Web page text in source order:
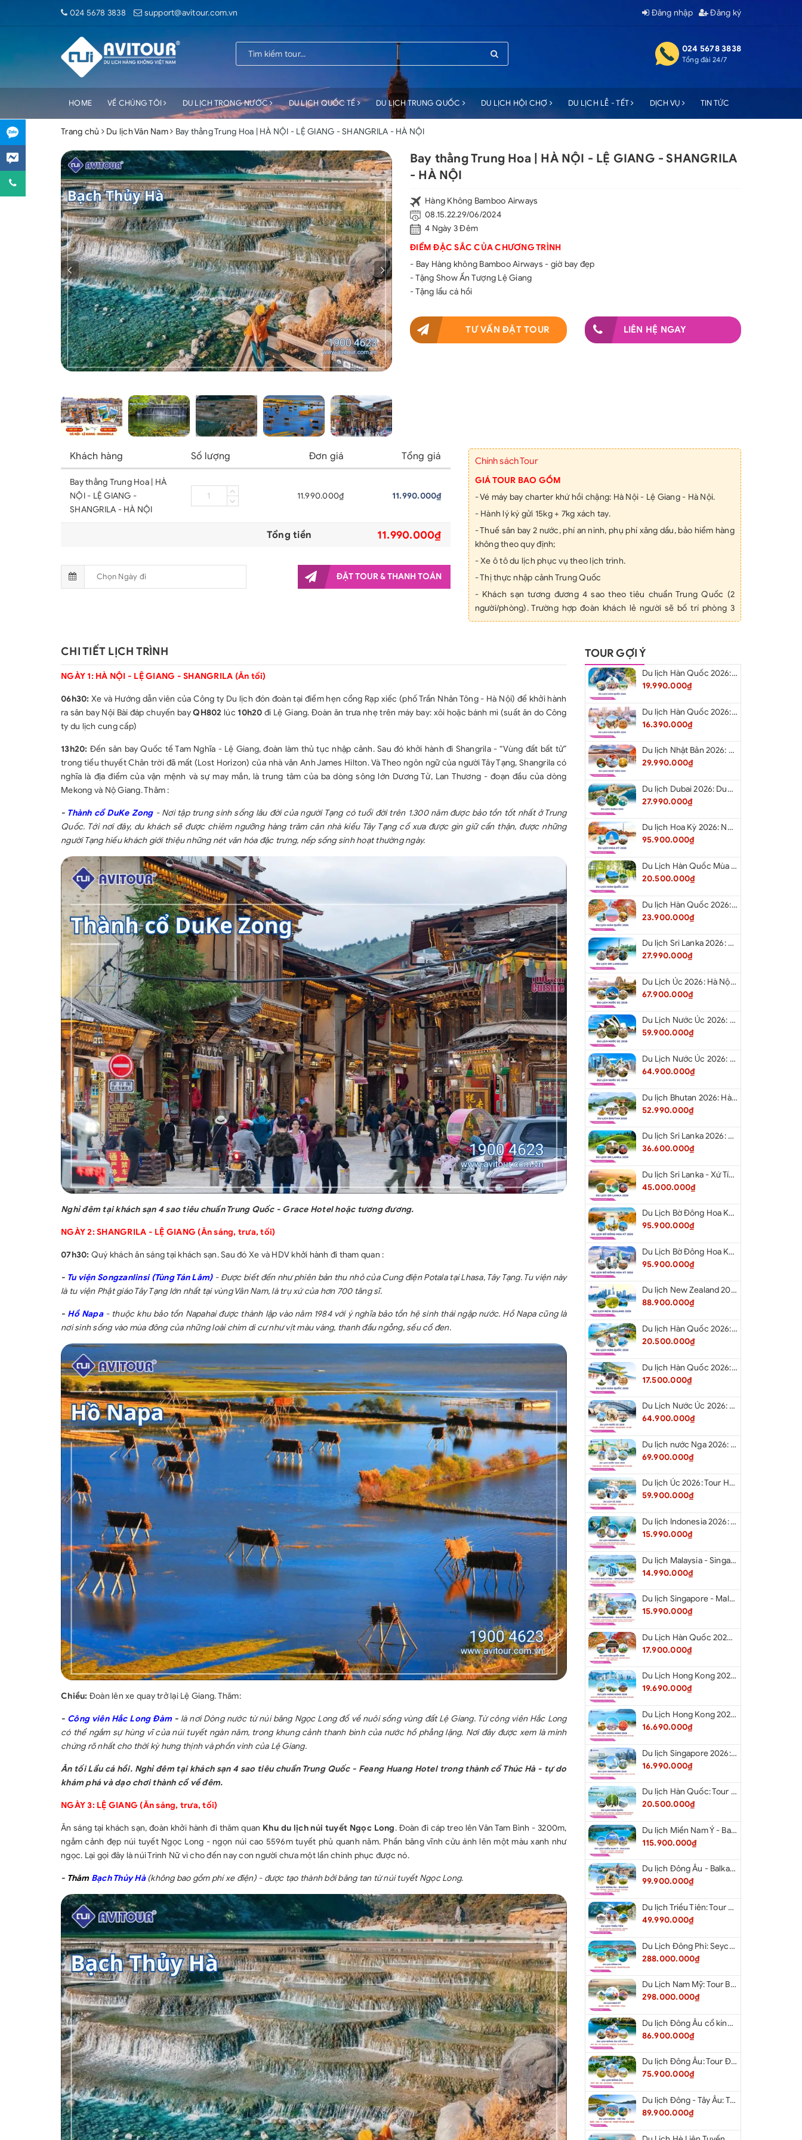
024 5678 3838 support@avitour.com.vn Đăng nhập Đăng ký
024 5678 3838
Tổng đài 24/7
HOME VỀ CHÚNG TÔI DU LỊCH TRONG NƯỚC DU LỊCH QUỐC TẾ DU LỊCH TRUNG QUỐC DU LỊCH HỘI CHỢ DU LỊCH LỄ - TẾT DỊCH VỤ TIN TỨC
Trang chủ Du lịch Vân Nam Bay thẳng Trung Hoa | HÀ NỘI - LỆ GIANG - SHANGRILA - HÀ NỘI
Bay thẳng Trung Hoa | HÀ NỘI - LỆ GIANG - SHANGRILA
- HÀ NỘI
Hàng Không Bamboo Airways
08.15.22.29/06/2024
4 Ngày 3 Đêm
ĐIỂM ĐẶC SẮC CỦA CHƯƠNG TRÌNH
- Bay Hàng không Bamboo Airways - giờ bay đẹp
- Tặng Show Ấn Tượng Lệ Giang
- Tặng lẩu cá hồi
TƯ VẤN ĐẶT TOUR LIÊN HỆ NGAY
Khách hàng Số lượng Đơn giá Tổng giá
Bay thẳng Trung Hoa | HÀ
NỘI - LỆ GIANG -
SHANGRILA - HÀ NỘI
11.990.000₫ 11.990.000₫
Tổng tiền 11.990.000₫
ĐẶT TOUR & THANH TOÁN
Chính sách Tour
GIÁ TOUR BAO GỒM
- Vé máy bay charter khứ hồi chặng: Hà Nội - Lệ Giang - Hà Nội.
- Hành lý ký gửi 15kg + 7kg xách tay.
- Thuế sân bay 2 nước, phí an ninh, phụ phí xăng dầu, bảo hiểm hàng
không theo quy định;
- Xe ô tô du lịch phục vụ theo lịch trình.
- Thị thực nhập cảnh Trung Quốc
- Khách sạn tương đương 4 sao theo tiêu chuẩn Trung Quốc (2
người/phòng). Trường hợp đoàn khách lẻ người sẽ bố trí phòng 3
người/ 3 giường);
Grace Hotel hoặc tương đương
+ Khách sạn 4 sao tại Lệ Giang:
Feng Huang Hotel hoặc tương đương
- Các bữa ăn theo chương trình, 40 NTD/bữa
- Hướng dẫn viên: HDV suốt tuyến + HDV bản địa.
- Quà tặng: Mũ du lịch, Nước uống 01 chai/ngày/người
- Vé tham quan vào cửa các điểm thăm quan theo chương trình (vé
vào cửa 1 lần);
- Bảo hiểm du lịch quốc tế trong suốt thời gian ở tại nước ngoài
24h/24h, mức bồi thường tối đa 200.000.000 đồng/người/vụ, Bảo
hiểm du lịch bên Trung Quốc với mức bồi thường 100.000
NDT/người/vụ.
(Quý khách trên 70 tuổi không tham gia bảo hiểm này)
- Chi phí cá nhân như: Đồ uống, hành lý quá cước, tiền điện thoại,
giặt là tại khách sạn …
- Phụ thu phòng đơn (nếu có):500.000 đồng/khách(nếu phòng 2
người, mỗi người đều có nhu cầu ở phòng đơn thì cả 2 người đều
phải thanh toán.
- Phí xe điện Bạch Thủy Hà.
- Tiền tips là thông lệ quốc tế khi đi du lịch nước ngoài và là
khoản bắt buộc, Quý khách vui lòng thanh toán cho HDV trong
quá trình tham gia tour, bao gồm trẻ em từ 2 tuổi trở lên.
tips cho HDV là: 5 USD/khách/ngày;
- Hành lý quá cước theo quy định;
- Thuế VAT theo quy định Nhà nước.
CHI TIẾT LỊCH TRÌNH
NGÀY 1: HÀ NỘI - LỆ GIANG - SHANGRILA (Ăn tối)
06h30: Xe và Hướng dẫn viên của Công ty Du lịch đón đoàn tại điểm hẹn cổng Rạp xiếc (phố Trần Nhân Tông - Hà Nội) để khởi hành
ra sân bay Nội Bài đáp chuyến bayQH802 lúc10h20 đi Lệ Giang. Đoàn ăn trưa nhẹ trên máy bay: xôi hoặc bánh mì (suất ăn do Công
ty du lịch cung cấp)
13h20: Đến sân bay Quốc tế Tam Nghĩa - Lệ Giang, đoàn làm thủ tục nhập cảnh. Sau đó khởi hành đi Shangrila - “Vùng đất bất tử”
trong tiểu thuyết Chân trời đã mất (Lost Horizon) của nhà văn Anh James Hilton. Và Theo ngôn ngữ của người Tây Tạng, Shangrila có
nghĩa là địa điểm của vận mệnh và sự may mắn, là trung tâm của ba dòng sông lớn Dương Tử, Lan Thương - đoạn đầu của dòng
Mekong và Nộ Giang. Thăm :
- Thành cổ DuKe Zong - Nơi tập trung sinh sống lâu đời của người Tạng có tuổi đời trên 1.300 năm được bảo tồn tốt nhất ở Trung
Quốc. Tới nơi đây, du khách sẽ được chiêm ngưỡng hàng trăm căn nhà kiểu Tây Tạng cổ xưa được gìn giữ cẩn thận, được những
người Tạng hiếu khách giới thiệu những nét văn hóa đặc trưng, nếp sống sinh hoạt thường ngày.
Nghỉ đêm tại khách sạn 4 sao tiêu chuẩn Trung Quốc - Grace Hotel hoặc tương đương.
NGÀY 2: SHANGRILA - LỆ GIANG (Ăn sáng, trưa, tối)
07h30: Quý khách ăn sáng tại khách sạn. Sau đó Xe và HDV khởi hành đi tham quan :
- Tu viện Songzanlinsi (Tùng Tán Lâm) - Được biết đến như phiên bản thu nhỏ của Cung điện Potala tại Lhasa, Tây Tạng. Tu viện này
là tu viện Phật giáo Tây Tạng lớn nhất tại vùng Vân Nam, là trụ xứ của hơn 700 tăng sĩ.
- Hồ Napa - thuộc khu bảo tồn Napahai được thành lập vào năm 1984 với ý nghĩa bảo tồn hệ sinh thái ngập nước. Hồ Napa cũng là
nơi sinh sống vào mùa đông của những loài chim di cư như vịt màu vàng, thanh đầu ngỗng, sếu cổ đen.
Chiều: Đoàn lên xe quay trở lại Lệ Giang. Thăm:
- Công viên Hắc Long Đàm- là nơi Dòng nước từ núi băng Ngọc Long đổ về nuôi sống vùng đất Lệ Giang. Từ công viên Hắc Long
có thể ngắm sự hùng vĩ của núi tuyết ngàn năm, trong khung cảnh thanh bình của nước hồ phẳng lặng. Nơi đây được xem là minh
chứng rõ nhất cho thời kỳ hưng thịnh và phồn vinh của Lệ Giang.
Ăn tối Lẩu cá hồi. Nghỉ đêm tại khách sạn 4 sao tiêu chuẩn Trung Quốc - Feang Huang Hotel trong thành cổ Thúc Hà - tự do
khám phá và dạo chơi thành cổ về đêm.
NGÀY 3: LỆ GIANG (Ăn sáng, trưa, tối)
Ăn sáng tại khách sạn, đoàn khởi hành đi thăm quan Khu du lịch núi tuyết Ngọc Long. Đoàn đi cáp treo lên Vân Tam Bình - 3200m,
ngắm cảnh đẹp núi tuyết Ngọc Long - ngọn núi cao 5596m tuyết phủ quanh năm. Phần băng vĩnh cửu ánh lên một màu xanh như
ngọc. Lại gọi đây là núi Trinh Nữ vì cho đến nay con người chưa một lần chinh phục được nó.
- ThămBạch Thủy Hà (không bao gồm phí xe điện) - được tạo thành bởi băng tan từ núi tuyết Ngọc Long.
TOUR GỢI Ý
Du lịch Hàn Quốc 2026: Hà Nội – Busan – Seoul – Starfiled – Lotte Worf
19.990.000₫
Du lịch Hàn Quốc 2026: Hà Nội – Lotte Word – Đảo Nami – Làng Cổ Hanok Bukchon
16.390.000₫
Du lịch Nhật Bản 2026: Niigata – Aizu – Nikko - Tokyo – Niigata từ Hà Nội
29.990.000₫
Du lịch Dubai 2026: Dubai - Safari - Abu Dhabi
27.990.000₫
Du lịch Hoa Kỳ 2026: New York - Philadelphia - Delaware - Washington D.C. - Las Vegas - Red Rock Canyon - Quận Cam - Santa Monica - Hollywood - San Diego - Los Angeles.
95.900.000₫
Du Lịch Hàn Quốc Mùa Hè 2026: Hà Nội - Busan - Gyeongju - Seoul - Đảo Nami - Tàu Điện Ven Biển Haeundae - Cầu Kính Oryukdo - Làng Văn Hóa Huinnyeoul
20.500.000₫
Du lịch Hàn Quốc 2026: Hà Nội - Busan - Gyeongju - Seoul - Đảo Nami - Tàu Điện Ven Biển Haeundae - Cỏ Hồng Muhly - Làng Văn Hóa Huinnyeoul
23.900.000₫
Du lịch Sri Lanka 2026: Colombo - Negombo - Pinnawala - Kandy - Kalutara - Nuwara - Eliya
27.990.000₫
Du Lịch Úc 2026: Hà Nội - Sydney- Canberra - Melbourne - Hà Nội
67.900.000₫
Du Lịch Nước Úc 2026: Hà Nội - Sydney- Canberra - Melbourne - Hà Nội
59.900.000₫
Du Lịch Nước Úc 2026: Hà Nội - Melbourne - Canberra - Sydney - Hà Nội
64.900.000₫
Du lịch Bhutan 2026: Hà Nội - Bhutan - Paro - Thimphu - Punakha
52.990.000₫
Du lịch Sri Lanka 2026: Khám Phá Xứ Tích Lan
36.600.000₫
Du lịch Sri Lanka - Xứ Tích Lan 2026: Tham Dự Lễ Hội Rước Xá Lợi Răng Phật
45.000.000₫
Du Lịch Bờ Đông Hoa Kỳ 2026: Washington DC - Philadelphia - New York - Boston - New Hampshire White Mountains - Albany - Niagara Falls - Buffalo - Corning - New York
95.900.000₫
Du Lịch Bờ Đông Hoa Kỳ 2026: New York - Boston - New Hampshire - Artist’s Bluff - Echo Lake Kancamagus Highway - White Mountains - Albany - Buffalo Niagara Falls - Corning - Washington DC
95.900.000₫
Du lịch New Zealand 2026: Tour Auckland - Waitomo - Taupo - Rotorua - Matamata - Hamilton
88.900.000₫
Du lịch Hàn Quốc 2026: Tour Hà Nội - Busan - Gyeongju - Seoul - Đảo Nami - Tàu Điện Ven Biển Haeundae - Cầu Kính Oryukdo - Làng Văn Hóa Huinnyeoul
20.500.000₫
Du lịch Hàn Quốc 2026: Tour Hà Nội - Seoul - Nami - Everland - Painter Show - Thư Viện Sách
17.500.000₫
Du Lịch Nước Úc 2026: Tour Hà Nội - Sydney - Canberra - Melbourne - Hà Nội
64.900.000₫
Du lịch nước Nga 2026: Tour Hà Nội - Moscow - Saint Petersburg từ Hà Nội
69.900.000₫
Du lịch Úc 2026: Tour Hà Nội - Sydney - Canberra - Melbourne - Hà Nội
59.900.000₫
Du lịch Indonesia 2026: Tour Hà Nội - Bali - Cổng Trời Lempuyang - Swings Bali - Ngắm hoàng hôn biển Jimbaran - Kelingking - Sống Lưng Khủng Long từ Hà Nội
15.990.000₫
Du lịch Malaysia - Singapore 2026: Tour Đảo Sentosa - Madame Tussause - Garden By The Bay - Thành Cổ Malacca - Thủ Đô Kualalumpur - Cao Nguyên Genting - New Putrajaya từ Hà Nội
14.990.000₫
Du lịch Singapore - Malaysia 2026: Tour Đảo Sentosa - Madame Tussauds - Garden By The Bay - Thành cổ Malacca - Thủ đô Kuala Lumpur - Cao nguyên Genting - New Putrajaya từ Hà Nội
15.990.000₫
Du Lịch Hàn Quốc 2026: Hà Nội - Seoul - Nami - Everland - Painter Show - Thư Viện Sách
17.900.000₫
Du Lịch Hong Kong 2026: Khám phá Hongkong - Thâm Quyến - Quảng Châu từ Hà Nội
19.690.000₫
Du Lịch Hong Kong 2026: Khám phá Hong Kong - Dingding Tram - Shopping Tour từ Hà Nội
16.690.000₫
Du lịch Singapore 2026: Tour Sentosa - Madame Tussauds - Garden By The Bay - Jewel từ Hà Nội
16.990.000₫
Du lịch Hàn Quốc: Tour Busan - Gyeongju - Seoul - Đảo Nami - Tàu Điện Ven Biển Haeundae - Cầu Kính Oryukdo - Làng Văn Hóa Huinnyeoul từ Hà Nội 2026
20.500.000₫
Du lịch Miền Nam Ý - Balkan: Tour Miền Nam Ý - Albania - Montenegro - Croatia - Slovenia từ Hà Nội 2026
115.900.000₫
Du lịch Đông Âu - Balkan: Tour Đức - Slovenia - Croatia - Hungary - Slovakia - Áo - Séc từ Hà Nội 2026
99.900.000₫
Du lịch Triều Tiên: Tour Bắc Kinh - Bình Nhưỡng - Núi Myohyang - Kaesong - Bàn Môn Điếm - Đan Đông từ Hà Nội 2026
49.990.000₫
Du Lịch Đông Phi: Seychelles - Madagascar - Mauritius 2026
288.000.000₫
Du Lịch Nam Mỹ: Tour Brazil - Peru - Argentina - Chile 2026
298.000.000₫
Du lịch Đông Âu cổ kính: Tour Đức - Séc - Áo - Slovakia - Hungary - Ba Lan từ Hà Nội 2026
86.900.000₫
Du lịch Đông Âu: Tour Đức - Séc - Áo - Slovakia - Hungary từ Hà Nội 2026
75.900.000₫
Du lịch Đông - Tây Âu: Tour Đức - Áo - Ý - Thụy Sĩ - Pháp từ Hà Nội 2026
89.900.000₫